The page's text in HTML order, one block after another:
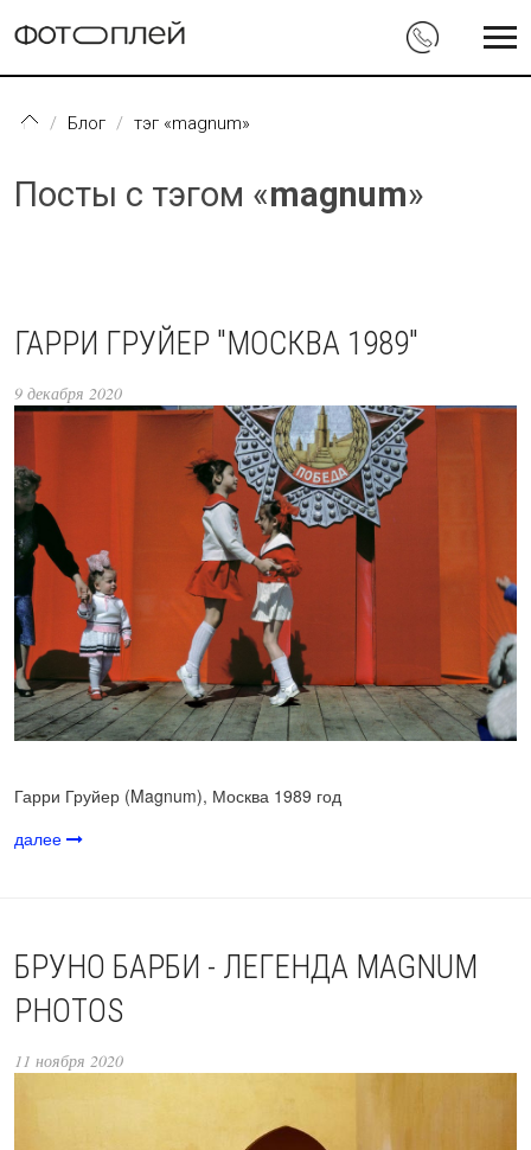
Блог тэг «magnum»
Посты с тэгом «magnum»
ГАРРИ ГРУЙЕР "МОСКВА 1989"
9 декабря 2020
Гарри Груйер (Magnum), Москва 1989 год
далее
БРУНО БАРБИ - ЛЕГЕНДА MAGNUM
PHOTOS
11 ноября 2020